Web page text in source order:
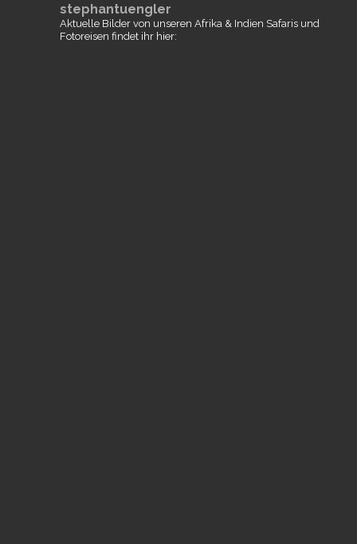
stephantuengler
Aktuelle Bilder von unseren Afrika & Indien Safaris und
Fotoreisen findet ihr hier: